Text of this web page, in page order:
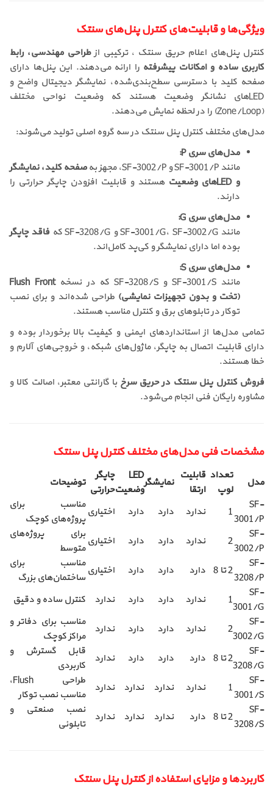
ویژگی‌ها و قابلیت‌های کنترل پنل‌های سنتک
کنترل پنل‌های اعلام حریق سنتک ، ترکیبی ازطراحی مهندسی، رابط
کاربری ساده و امکانات پیشرفته را ارائه می‌دهند. این پنل‌ها دارای
صفحه کلید با دسترسی سطح‌بندی‌شده، نمایشگر دیجیتال واضح و
LEDهای نشانگر وضعیت هستند که وضعیت نواحی مختلف
(Zone/Loop) را در لحظه نمایش می‌دهند.
مدل‌های مختلف کنترل پنل سنتک در سه گروه اصلی تولید می‌شوند:
مدل‌های سری P:
مانند SF-3001/P و SF-3002/P، مجهز به
صفحه کلید، نمایشگر
و LEDهای وضعیت
هستند و قابلیت افزودن چاپگر حرارتی را
دارند.
مدل‌های سری G:
مانند SF-3001/G، SF-3002/G و SF-3208/G که
فاقد چاپگر
بوده اما دارای نمایشگر و کی‌پد کامل‌اند.
مدل‌های سری S:
مانند SF-3001/S و SF-3208/S که در نسخه
Flush Front
(تخت و بدون تجهیزات نمایشی) طراحی شده‌اند و برای نصب
توکار در تابلوهای برق و کنترل مناسب هستند.
تمامی مدل‌ها از استانداردهای ایمنی و کیفیت بالا برخوردار بوده و
دارای قابلیت اتصال به چاپگر، ماژول‌های شبکه، و خروجی‌های آلارم و
خطا هستند.
فروش کنترل پنل سنتک در حریق سرخ با گارانتی معتبر، اصالت کالا و
مشاوره رایگان فنی انجام می‌شود.
مشخصات فنی مدل‌های مختلف کنترل پنل سنتک
مدل
تعداد
لوپ
قابلیت
ارتقاء
نمایشگر
LED
وضعیت
چاپگر
حرارتی
توضیحات
SF-
3001/P
1 ندارد دارد دارد اختیاری
مناسب برای
پروژه‌های کوچک
SF-
3002/P
2 ندارد دارد دارد اختیاری
برای پروژه‌های
متوسط
SF-
3208/P
2 تا 8 دارد دارد دارد اختیاری
مناسب برای
ساختمان‌های بزرگ
SF-
3001/G
1 ندارد دارد دارد ندارد
کنترل ساده و دقیق
SF-
3002/G
2 ندارد دارد دارد ندارد
مناسب برای دفاتر و
مراکز کوچک
SF-
3208/G
2 تا 8 دارد دارد دارد ندارد
قابل گسترش و
کاربردی
SF-
3001/S
1 ندارد ندارد ندارد ندارد
طراحی Flush،
مناسب نصب توکار
SF-
3208/S
2 تا 8 دارد ندارد ندارد ندارد
نصب صنعتی و
تابلوئی
کاربردها و مزایای استفاده از کنترل پنل سنتک